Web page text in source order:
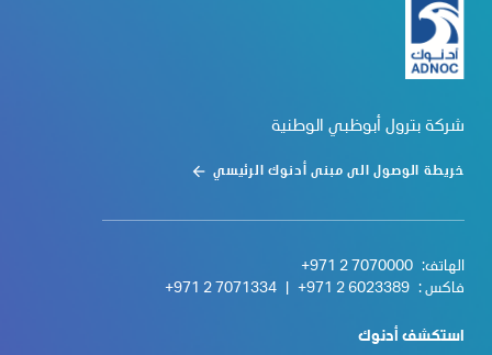
شركة بترول أبوظبي الوطنية
خريطة الوصول الى مبنى أدنوك الرئيسي
الهاتف: +971 2 7070000
فاكس : +971 2 6023389
+971 2 7071334
استكشف أدنوك